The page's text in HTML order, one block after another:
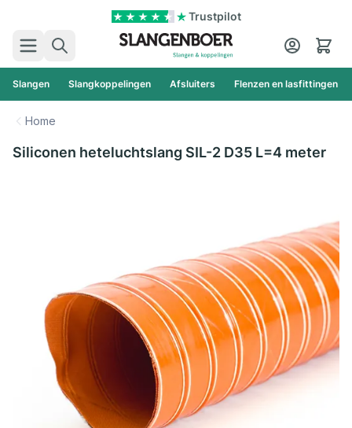
Trustpilot
Zoek
Cart
Slangen Slangkoppelingen Afsluiters Flenzen en lasfittingen
Home
Siliconen heteluchtslang SIL-2 D35 L=4 meter